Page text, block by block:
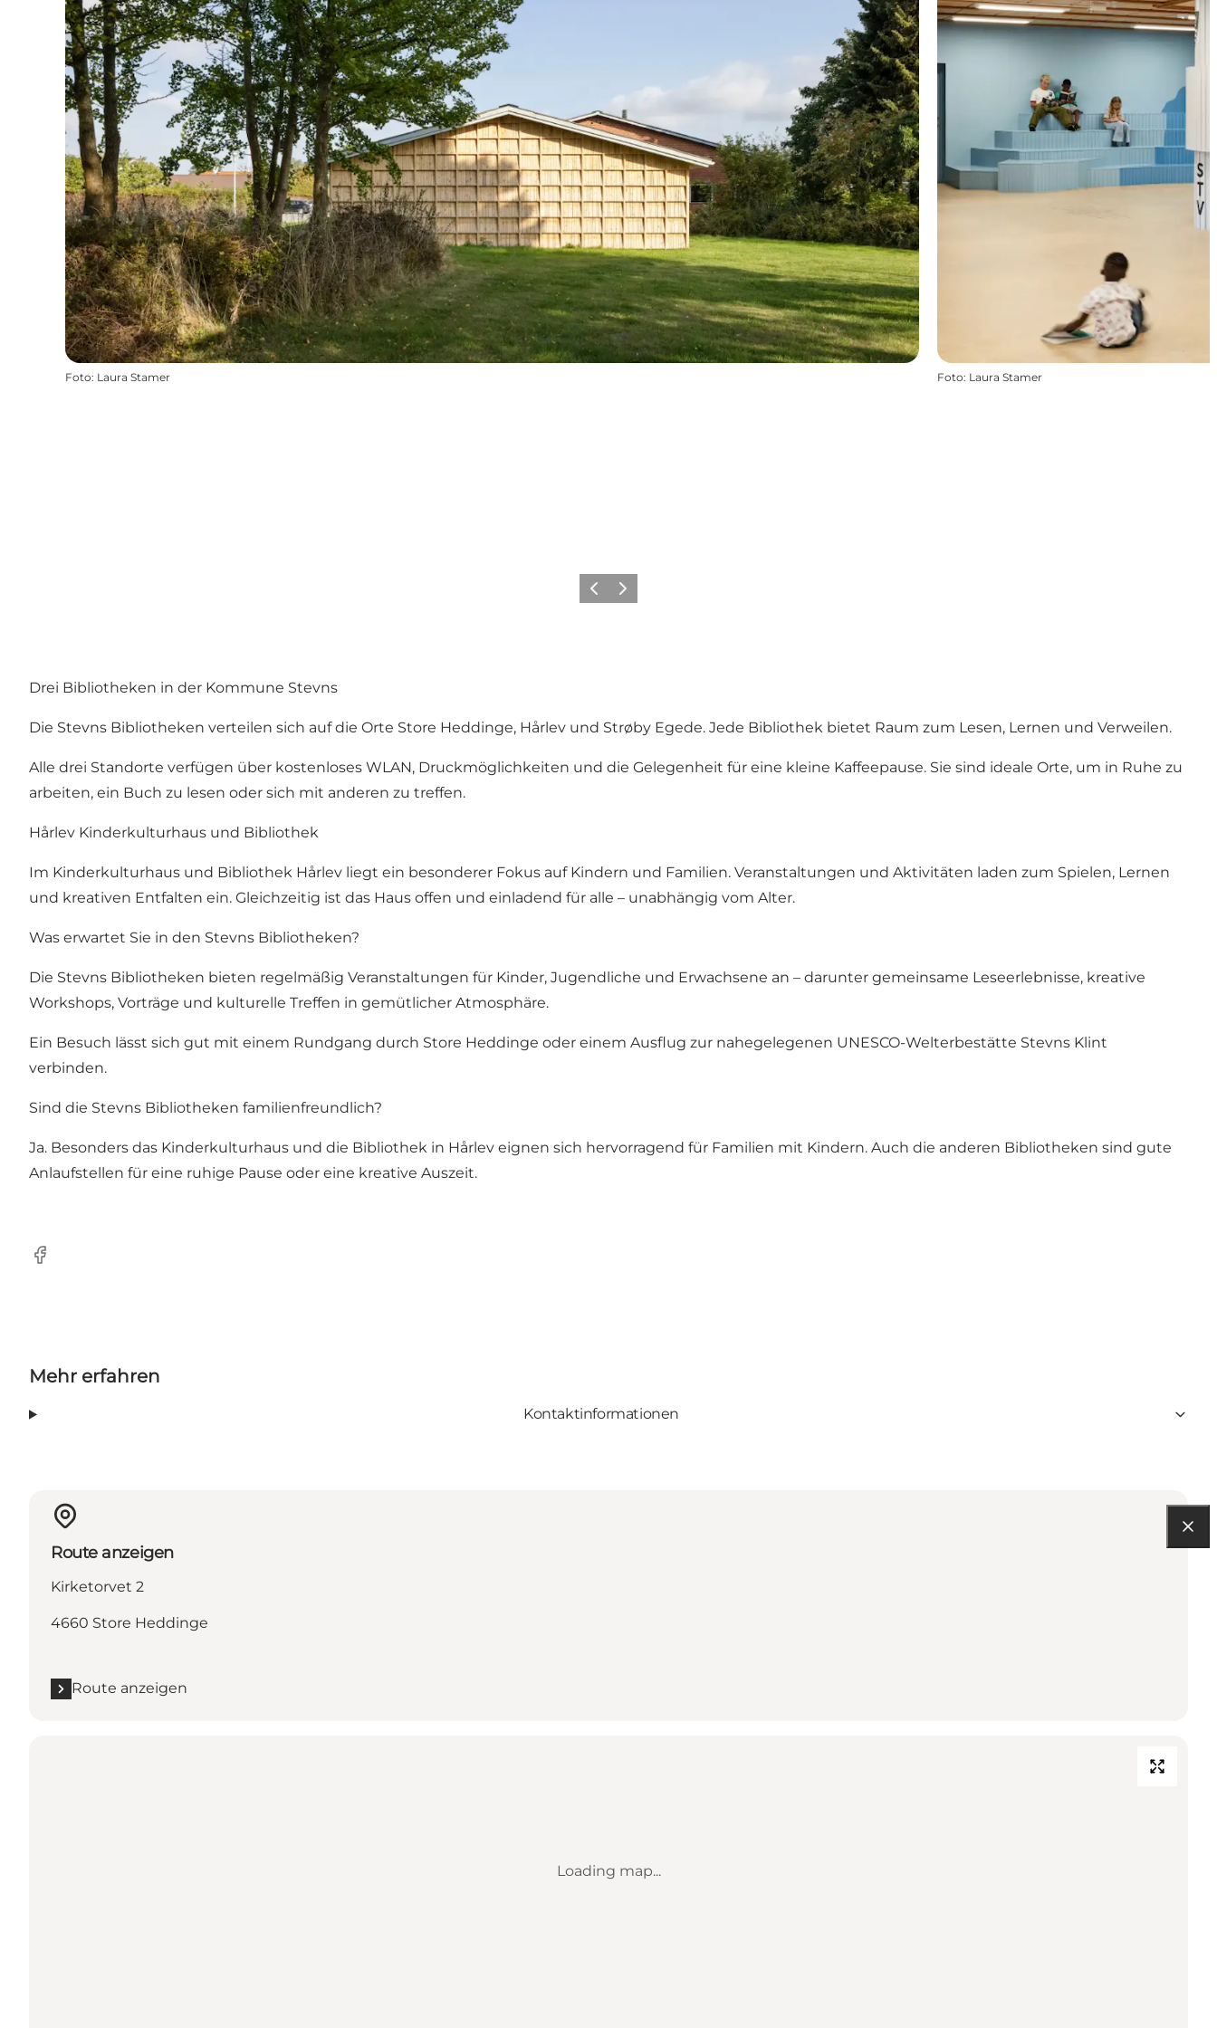
Foto: Laura Stamer Foto: Laura Stamer
ZurückWeiter
Drei Bibliotheken in der Kommune Stevns
Die Stevns Bibliotheken verteilen sich auf die Orte Store Heddinge, Hårlev und Strøby Egede. Jede Bibliothek bietet Raum zum Lesen, Lernen und Verweilen.
Alle drei Standorte verfügen über kostenloses WLAN, Druckmöglichkeiten und die Gelegenheit für eine kleine Kaffeepause. Sie sind ideale Orte, um in Ruhe zu
arbeiten, ein Buch zu lesen oder sich mit anderen zu treffen.
Hårlev Kinderkulturhaus und Bibliothek
Im Kinderkulturhaus und Bibliothek Hårlev liegt ein besonderer Fokus auf Kindern und Familien. Veranstaltungen und Aktivitäten laden zum Spielen, Lernen
und kreativen Entfalten ein. Gleichzeitig ist das Haus offen und einladend für alle – unabhängig vom Alter.
Was erwartet Sie in den Stevns Bibliotheken?
Die Stevns Bibliotheken bieten regelmäßig Veranstaltungen für Kinder, Jugendliche und Erwachsene an – darunter gemeinsame Leseerlebnisse, kreative
Workshops, Vorträge und kulturelle Treffen in gemütlicher Atmosphäre.
Ein Besuch lässt sich gut mit einem Rundgang durch Store Heddinge oder einem Ausflug zur nahegelegenen UNESCO-Welterbestätte Stevns Klint
verbinden.
Sind die Stevns Bibliotheken familienfreundlich?
Ja. Besonders das Kinderkulturhaus und die Bibliothek in Hårlev eignen sich hervorragend für Familien mit Kindern. Auch die anderen Bibliotheken sind gute
Anlaufstellen für eine ruhige Pause oder eine kreative Auszeit.
Facebook
Mehr erfahren
Kontaktinformationen
Route anzeigen
Kirketorvet 2
4660 Store Heddinge
Route anzeigen
Loading map...